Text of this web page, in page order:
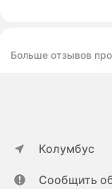
Больше отзывов
Колумбус
Сообщить